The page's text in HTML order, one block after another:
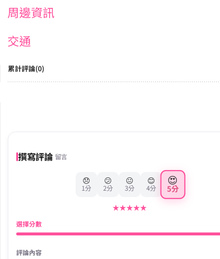
周邊資訊
交通
累計評論(0)
撰寫評論 留言
😞
1分
😕
2分
😐
3分
😊
4分
😍
5分
★★★★★
選擇分數
評論內容